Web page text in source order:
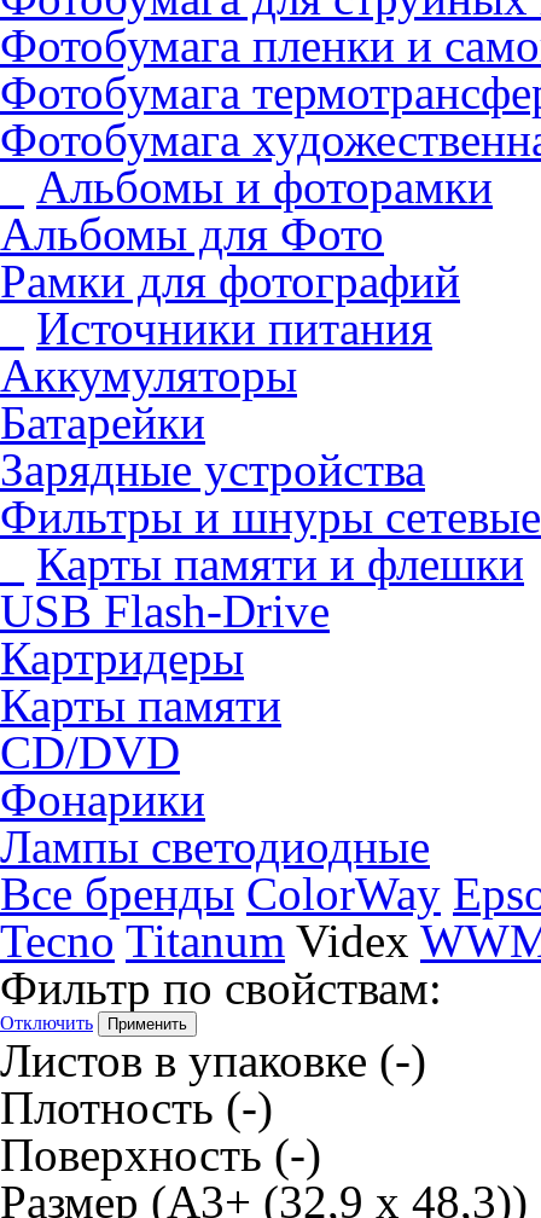
Фотобумага пленки и
Фотобумага
Фотобумага
Альбомы и фоторамки
Альбомы для Фото
Рамки для фотографий
Источники питания
Аккумуляторы
Батарейки
Зарядные устройства
Фильтры и шнуры сетевые
Карты памяти и флешки
USB Flash-Drive
Картридеры
Карты памяти
CD/DVD
Фонарики
Лампы светодиодные
Все бренды ColorWay
Tecno Titanum Videx
Фильтр по свойствам:
Отключить
Листов в упаковке (-)
Плотность (-)
Поверхность (-)
Размер (А3+ (32,9 х 48,3))